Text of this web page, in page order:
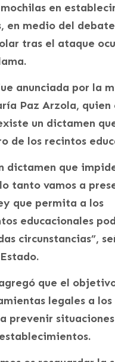
en
en medio del
tras el ataque
anunciada por la
Paz Arzola, quien
un dictamen
de los recintos
dictamen que
tanto vamos a
que permita a los
educacionales
circunstancias”,
que el
legales a los
prevenir